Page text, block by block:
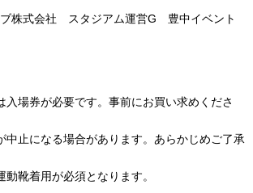
ブ株式会社 スタジアム運営G 豊中イベント
入場券が必要です。事前にお買い求めくださ
中止になる場合があります。あらかじめご了承
動靴着用が必須となります。